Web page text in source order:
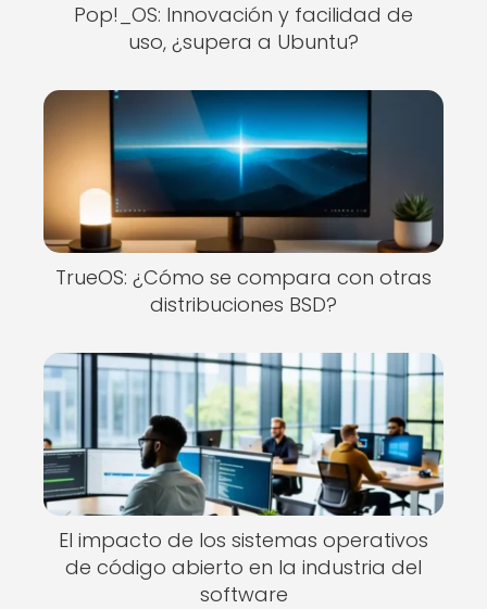
Pop!_OS: Innovación y facilidad de
uso, ¿supera a Ubuntu?
TrueOS: ¿Cómo se compara con otras
distribuciones BSD?
El impacto de los sistemas operativos
de código abierto en la industria del
software